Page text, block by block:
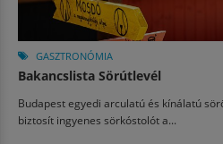
GASZTRONÓMIA
Bakancslista Sörútlevél
Budapest egyedi arculatú és kínálatú
biztosít ingyenes sörkóstolót a...